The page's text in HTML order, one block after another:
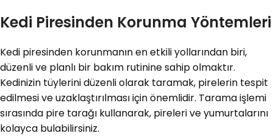
Kedi Piresinden Korunma Yöntemleri
Kedi piresinden korunmanın en etkili yollarından biri,
düzenli ve planlı bir bakım rutinine sahip olmaktır.
Kedinizin tüylerini düzenli olarak taramak, pirelerin tespit
edilmesi ve uzaklaştırılması için önemlidir. Tarama işlemi
sırasında pire tarağı kullanarak, pireleri ve yumurtalarını
kolayca bulabilirsiniz.